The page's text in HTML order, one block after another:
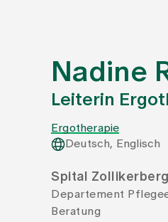
Nadine
Leiterin
Ergotherapie
Deutsch, Englisch
Spital Zollikerberg
Departement
Beratung